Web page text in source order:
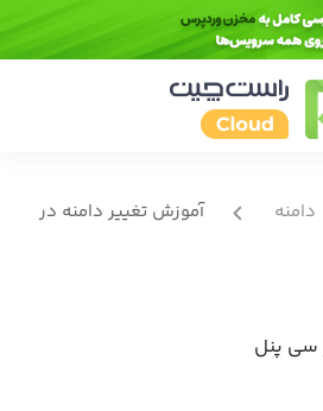
دامنه
آموزش تغییر دامنه در